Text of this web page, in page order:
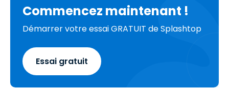
Commencez maintenant !
Démarrer votre essai GRATUIT de Splashtop
Essai gratuit